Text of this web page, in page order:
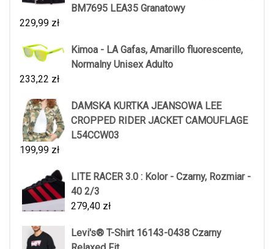
BM7695 LEA35 Granatowy
229,99 zł
Kimoa - LA Gafas, Amarillo fluorescente,
Normalny Unisex Adulto
233,22 zł
DAMSKA KURTKA JEANSOWA LEE
CROPPED RIDER JACKET CAMOUFLAGE
L54CCW03
199,99 zł
LITE RACER 3.0 : Kolor - Czarny, Rozmiar -
40 2/3
279,40 zł
Levi's® T-Shirt 16143-0438 Czarny